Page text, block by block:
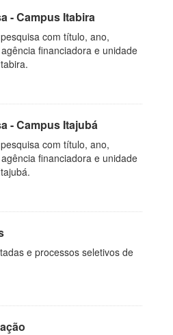
- Campus Itabira
com título, ano,
financiadora e unidade
- Campus Itajubá
com título, ano,
financiadora e unidade
e processos seletivos de